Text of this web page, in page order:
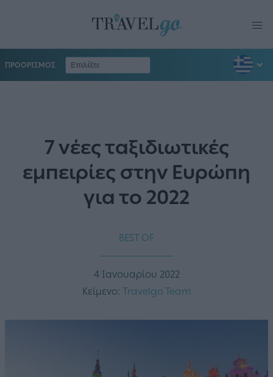
ΠΡΟΟΡΙΣΜΟΣ
7 νέες ταξιδιωτικές
εμπειρίες στην Ευρώπη
για το 2022
BEST OF
4 Ιανουαρίου 2022
Κείμενο: Travelgo Team